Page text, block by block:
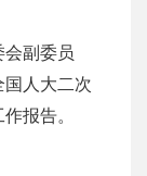
会副委员
人大二次
报告。